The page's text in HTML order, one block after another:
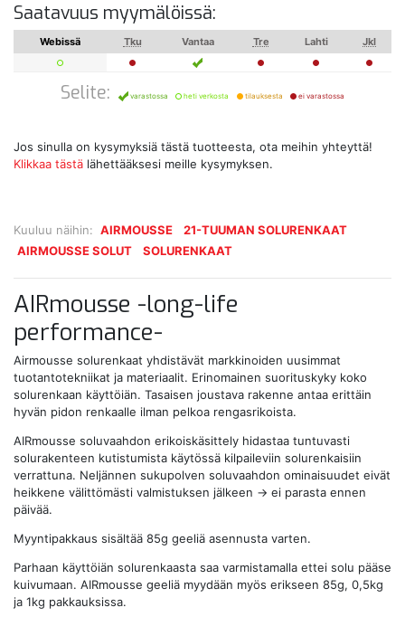
Kuuluu näihin: AIRMOUSSE
21-TUUMAN SOLURENKAAT
AIRMOUSSE SOLUT
SOLURENKAAT
Saatavuus myymälöissä:
Webissä Tku Vantaa Tre Lahti Jkl
Selite: varastossa heti verkosta tilauksesta ei varastossa
Jos sinulla on kysymyksiä tästä tuotteesta, ota meihin yhteyttä!
Klikkaa tästä lähettääksesi meille kysymyksen.
AIRmousse -long-life
performance-
Airmousse solurenkaat yhdistävät markkinoiden uusimmat
tuotantotekniikat ja materiaalit. Erinomainen suorituskyky koko
solurenkaan käyttöiän. Tasaisen joustava rakenne antaa erittäin
hyvän pidon renkaalle ilman pelkoa rengasrikoista.
AIRmousse soluvaahdon erikoiskäsittely hidastaa tuntuvasti
solurakenteen kutistumista käytössä kilpaileviin solurenkaisiin
verrattuna. Neljännen sukupolven soluvaahdon ominaisuudet eivät
heikkene välittömästi valmistuksen jälkeen -> ei parasta ennen
päivää.
Myyntipakkaus sisältää 85g geeliä asennusta varten.
Parhaan käyttöiän solurenkaasta saa varmistamalla ettei solu pääse
kuivumaan. AIRmousse geeliä myydään myös erikseen 85g, 0,5kg
ja 1kg pakkauksissa.